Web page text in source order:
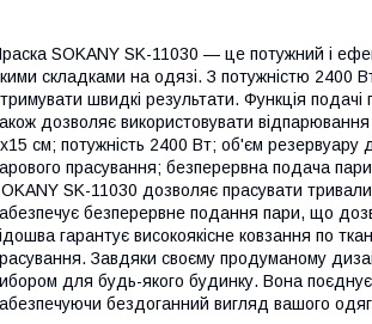
SOKANY SK-11030 — це потужний і
складками на одязі. З потужністю 2400
швидкі результати. Функція
дозволяє використовувати
см; потужність 2400 Вт; об'єм
прасування; безперервна подача
SK-11030 дозволяє прасувати
безперервне подання пари, що
гарантує високоякісне ковзання по
Завдяки своєму продуманому
для будь-якого будинку. Вона поєднує
бездоганний вигляд вашого